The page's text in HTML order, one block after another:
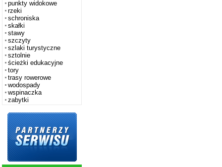
punkty widokowe
rzeki
schroniska
skałki
stawy
szczyty
szlaki turystyczne
sztolnie
ścieżki edukacyjne
tory
trasy rowerowe
wodospady
wspinaczka
zabytki